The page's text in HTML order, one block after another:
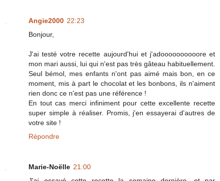
Angie2000 22:23
Bonjour,
J'ai testé votre recette aujourd'hui et j'adoooooooooore et
mon mari aussi, lui qui n'est pas très gâteau habituellement.
Seul bémol, mes enfants n'ont pas aimé mais bon, en ce
moment, mis à part le chocolat et les bonbons, ils n'aiment
rien donc ce n'est pas une référence !
En tout cas merci infiniment pour cette excellente recette
super simple à réaliser. Promis, j'en essayerai d'autres de
votre site !
Répondre
Marie-Noëlle 21:00